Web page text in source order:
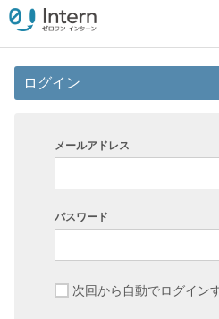
ログイン
メールアドレス
パスワード
次回から自動でログイン